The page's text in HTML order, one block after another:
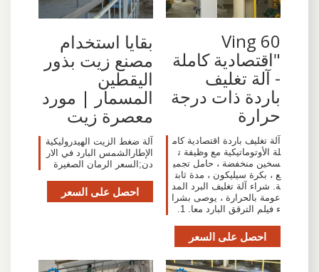
Ving 60
"اقتصادية كاملة
- آلة تغليف
باردة ذات درجة
حرارة
آلة تغليف باردة اقتصادية كام
لة الأوتوماتيكية مع وظيفة ت
سخين منخفضة ، حامل تجمي
ع ، بكرة سيليكون ، مدة ثابت
ة. شراء آلة تغليف البرد المد
عومة بالحرارة ، يوصى بشرا
ء فيلم الترقق البارد معا. 1.
احصل على السعر
بقايا استخدام
مصنع زيت بذور
اليقطين
المسمار | مورد
معصرة زيت
آلة ضغط الزيت الهيدروليكية
الإطارالشمس البارد في الار
دن;السعر الرمان الصغيرة
احصل على السعر